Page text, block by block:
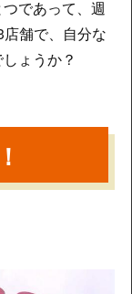
であって、週
舗で、自分な
ょうか？